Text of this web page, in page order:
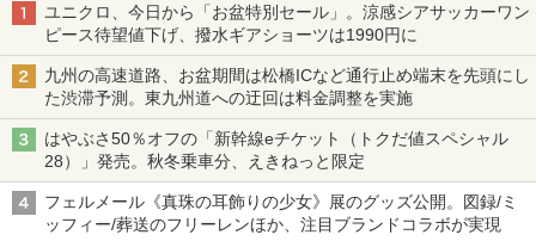
ユニクロ、今日から「お盆特別セール」。涼感シアサッカーワン
ピース待望値下げ、撥水ギアショーツは1990円に
九州の高速道路、お盆期間は松橋ICなど通行止め端末を先頭にし
た渋滞予測。東九州道への迂回は料金調整を実施
はやぶさ50％オフの「新幹線eチケット（トクだ値スペシャル
28）」発売。秋冬乗車分、えきねっと限定
フェルメール《真珠の耳飾りの少女》展のグッズ公開。図録/ミ
ッフィー/葬送のフリーレンほか、注目ブランドコラボが実現